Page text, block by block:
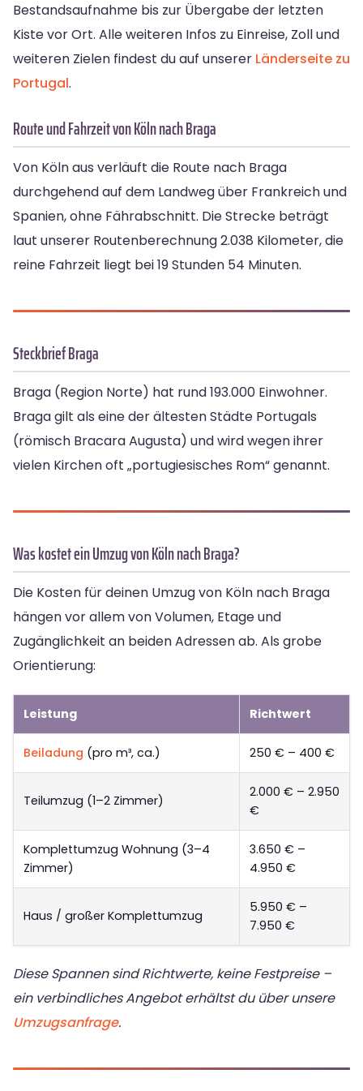
Bestandsaufnahme bis zur Übergabe der letzten
Kiste vor Ort. Alle weiteren Infos zu Einreise, Zoll und
weiteren Zielen findest du auf unserer Länderseite zu
Portugal.
Route und Fahrzeit von Köln nach Braga
Von Köln aus verläuft die Route nach Braga
durchgehend auf dem Landweg über Frankreich und
Spanien, ohne Fährabschnitt. Die Strecke beträgt
laut unserer Routenberechnung 2.038 Kilometer, die
reine Fahrzeit liegt bei 19 Stunden 54 Minuten.
Steckbrief Braga
Braga (Region Norte) hat rund 193.000 Einwohner.
Braga gilt als eine der ältesten Städte Portugals
(römisch Bracara Augusta) und wird wegen ihrer
vielen Kirchen oft „portugiesisches Rom“ genannt.
Was kostet ein Umzug von Köln nach Braga?
Die Kosten für deinen Umzug von Köln nach Braga
hängen vor allem von Volumen, Etage und
Zugänglichkeit an beiden Adressen ab. Als grobe
Orientierung:
Leistung Richtwert
Beiladung (pro m³, ca.) 250 € – 400 €
Teilumzug (1–2 Zimmer)
2.000 € – 2.950
€
Komplettumzug Wohnung (3–4
Zimmer)
3.650 € –
4.950 €
Haus / großer Komplettumzug
5.950 € –
7.950 €
Diese Spannen sind Richtwerte, keine Festpreise –
ein verbindliches Angebot erhältst du über unsere
Umzugsanfrage.